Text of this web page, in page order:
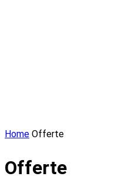
Home Offerte
Offerte